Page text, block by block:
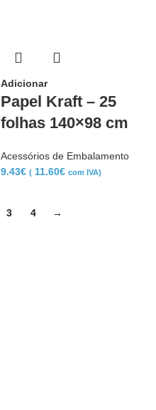
Adicionar
Papel Kraft – 25
folhas 140×98 cm
Acessórios de Embalamento
9.43€ ( 11.60€ com IVA)
3 4 →